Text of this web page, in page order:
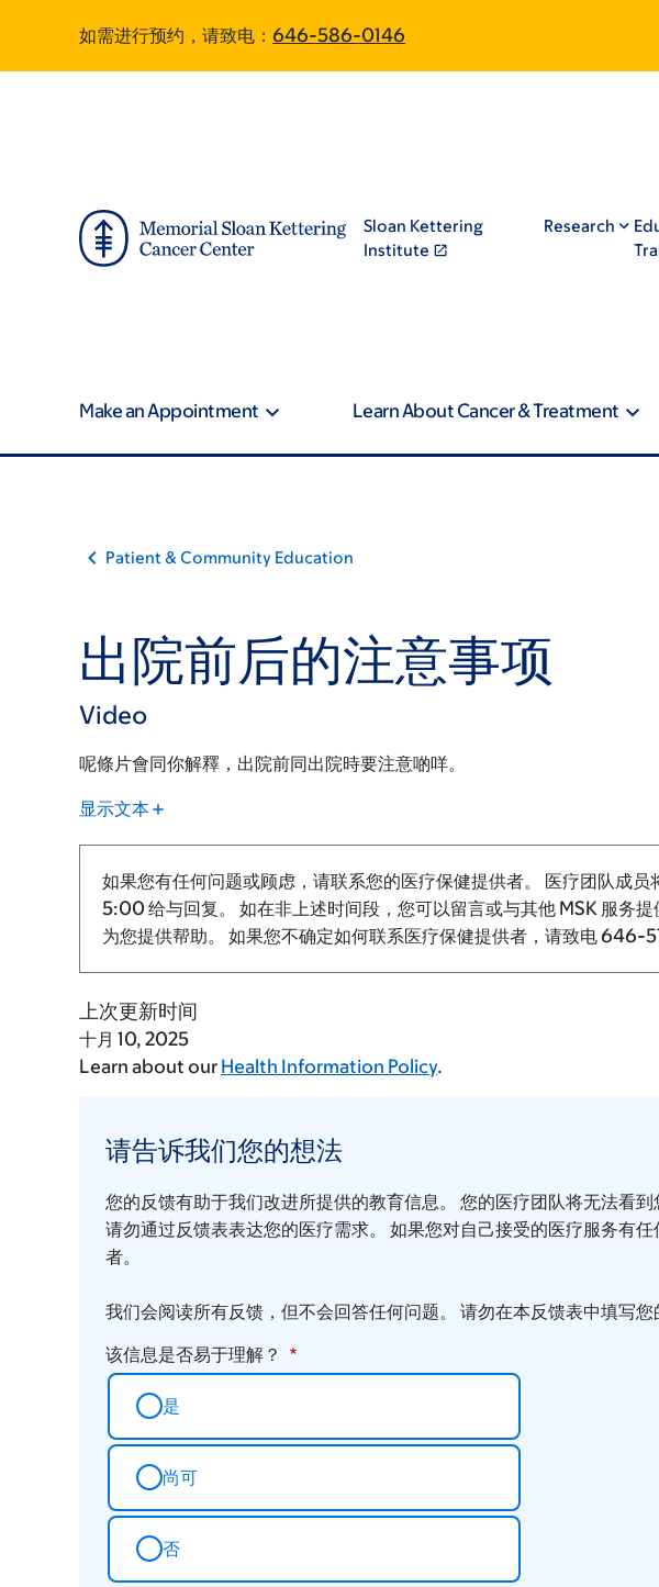
main
footer
如需进行预约，请致电： 646-586-0146
Sloan Kettering
Institute
Research
Make an Appointment Learn About Cancer & Treatment
Patient & Community Education
出院前后的注意事项
Video
呢條片會同你解釋，出院前同出院時要注意啲咩。
显示文本
如果您有任何问题或顾虑，请联系您的医疗保健提供者。 医疗团队成员
5:00 给与回复。
如在非上述时间段，您可以留言或与其他 MSK 服务
为您提供帮助。 如果您不确定如何联系医疗保健提供者，请致电646-
上次更新时间
十月 10, 2025
Learn about our Health Information Policy.
告
我
们
的
想
法
请告诉我们您的想法
您的反馈有助于我们改进所提供的教育信息。 您的医疗团队将无法看到
请勿通过反馈表表达您的医疗需求。 如果您对自己接受的医疗服务有
者。
我们会阅读所有反馈，但不会回答任何问题。 请勿在本反馈表中填写您
该信息是否易于理解？
是
尚可
否